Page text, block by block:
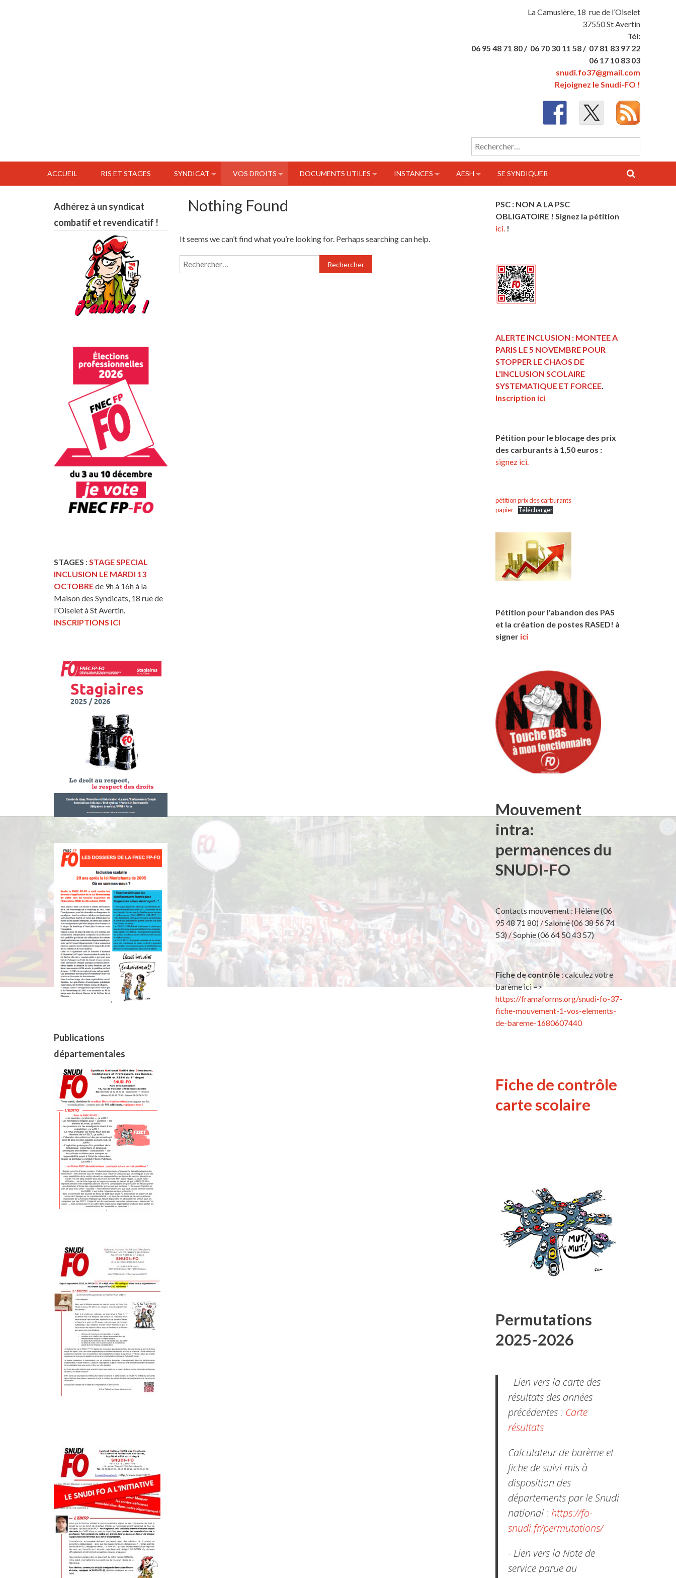
La Camusière, 18 rue de l’Oiselet
37550 St Avertin
Tél:
06 95 48 71 80 / 06 70 30 11 58 / 07 81 83 97 22
06 17 10 83 03
snudi.fo37@gmail.com
Rejoignez le Snudi-FO !
Rechercher :
ACCUEIL RIS ET STAGES SYNDICAT VOS DROITS DOCUMENTS UTILES INSTANCES AESH SE SYNDIQUER
Nothing Found
It seems we can’t find what you’re looking for. Perhaps searching can help.
Rechercher :
Adhérez à un syndicat
combatif et revendicatif !
STAGES :STAGE SPECIAL
INCLUSION LE MARDI 13
OCTOBREde 9h à 16h à la
Maison des Syndicats, 18 rue de
l'Oiselet à St Avertin.
INSCRIPTIONS ICI
Publications
départementales
PSC : NON A LA PSC
OBLIGATOIRE ! Signez la pétition
ici. !
ALERTE INCLUSION : MONTEE A
PARIS LE 5 NOVEMBRE POUR
STOPPER LE CHAOS DE
L'INCLUSION SCOLAIRE
SYSTEMATIQUE ET FORCEE.
Inscription ici
Pétition pour le blocage des prix
des carburants à 1,50 euros :
signez ici.
pétition prix des carburants
papier
Télécharger
Pétition pour l'abandon des PAS
et la création de postes RASED! à
signer ici
Mouvement
intra:
permanences du
SNUDI-FO
Contacts mouvement : Hélène (06
95 48 71 80) / Salomé (06 38 56 74
53) / Sophie (06 64 50 43 57)
Fiche de contrôle: calculez votre
barème ici =>
https://framaforms.org/snudi-fo-37-
fiche-mouvement-1-vos-elements-
de-bareme-1680607440
Fiche de contrôle
carte scolaire
Permutations
2025-2026
- Lien vers la carte des
résultats des années
précédentes : Carte
résultats
Calculateur de barème et
fiche de suivi mis à
disposition des
départements par le Snudi
national : https://fo-
snudi.fr/permutations/
- Lien vers la Note de
service parue au